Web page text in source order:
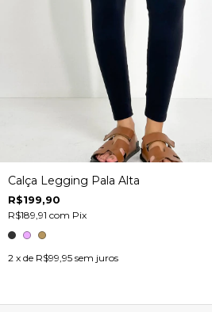
Calça Legging Pala Alta
R$199,90
R$189,91 com Pix
2 x de R$99,95 sem juros